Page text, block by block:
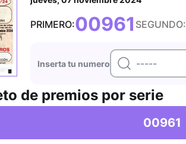
PRIMERO:00961 SEGUNDO:
Inserta tu numero
de premios por serie
00961